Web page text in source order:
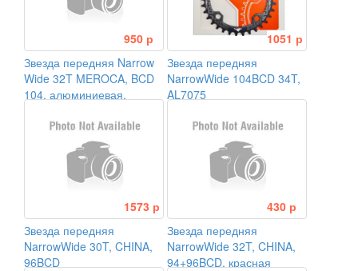
950 р
Звезда передняя Narrow
Wide 32T MEROCA, BCD
104, алюминиевая,
1051 р
Звезда передняя
NarrowWide 104BCD 34T,
AL7075
1573 р
Звезда передняя
NarrowWide 30T, CHINA,
96BCD
430 р
Звезда передняя
NarrowWide 32T, CHINA,
94+96BCD, красная